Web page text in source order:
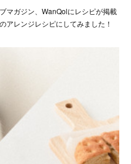
マガジン、WanQolにレシピが掲載
アレンジレシピにしてみました！